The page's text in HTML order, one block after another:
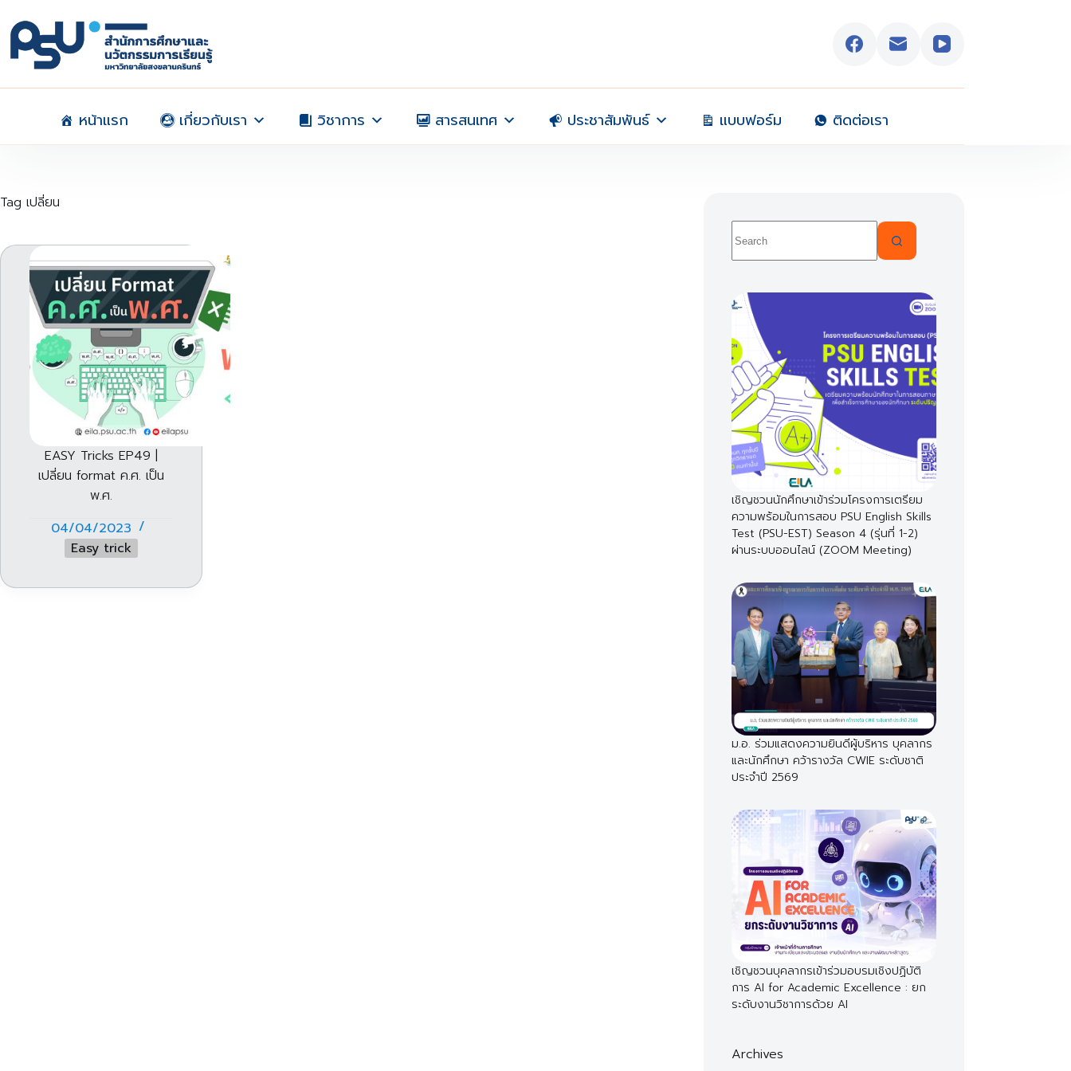
to
content
หน้าแรก เกี่ยวกับเรา วิชาการ สารสนเทศ ประชาสัมพันธ์ แบบฟอร์ม ติดต่อเรา
Tag เปลี่ยน
EASY Tricks EP49 |
เปลี่ยน format ค.ศ. เป็น
พ.ศ.
04/04/2023
Easy trick
results
เชิญชวนนักศึกษาเข้าร่วมโครงการเตรียม
ความพร้อมในการสอบ PSU English Skills
Test (PSU-EST) Season 4 (รุ่นที่ 1-2)
ผ่านระบบออนไลน์ (ZOOM Meeting)
ม.อ. ร่วมแสดงความยินดีผู้บริหาร บุคลากร
และนักศึกษา คว้ารางวัล CWIE ระดับชาติ
ประจำปี 2569
เชิญชวนบุคลากรเข้าร่วมอบรมเชิงปฏิบัติ
การ AI for Academic Excellence : ยก
ระดับงานวิชาการด้วย AI
Archives